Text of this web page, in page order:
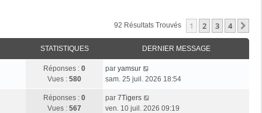
92 Résultats Trouvés 1 2 3 4
STATISTIQUES DERNIER MESSAGE
Réponses : 0
Vues : 580
par yamsur
sam. 25 juil. 2026 18:54
Réponses : 0
Vues : 567
par 7Tigers
ven. 10 juil. 2026 09:19